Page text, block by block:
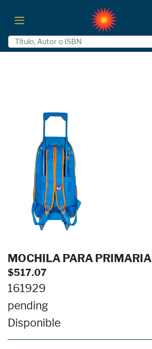
MOCHILA PARA PRIMARIA
$517.07
161929
pending
Disponible